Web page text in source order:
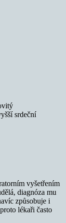
srdeční
vyšetřením
diagnóza mu
způsobuje i
lékaři často